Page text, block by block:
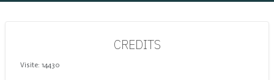
CREDITS
Visite: 14430